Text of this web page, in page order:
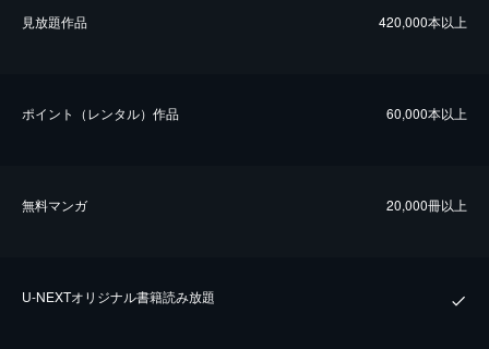
⾒放題作品 420,000本以上
ポイント（レンタル）作品 60,000本以上
無料マンガ 20,000冊以上
U-NEXTオリジナル書籍読み放題